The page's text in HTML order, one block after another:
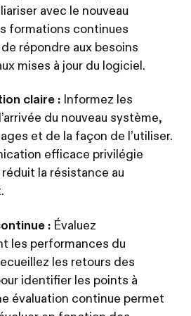
avec le nouveau
formations continues
répondre aux besoins
mises à jour du logiciel.
claire : Informez les
du nouveau système,
et de la façon de l’utiliser.
efficace privilégie
réduit la résistance au
: Évaluez
les performances du
les retours des
identifier les points à
évaluation continue permet